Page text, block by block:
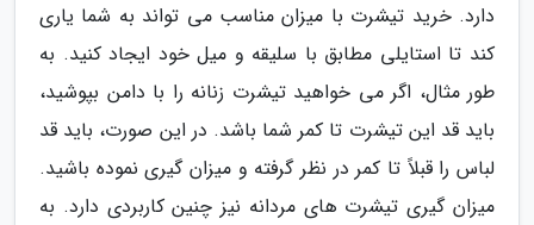
دارد. خرید تیشرت با میزان مناسب می تواند به شما یاری
کند تا استایلی مطابق با سلیقه و میل خود ایجاد کنید. به
طور مثال، اگر می خواهید تیشرت زنانه را با دامن بپوشید،
باید قد این تیشرت تا کمر شما باشد. در این صورت، باید قد
لباس را قبلاً تا کمر در نظر گرفته و میزان گیری نموده باشید.
میزان گیری تیشرت های مردانه نیز چنین کاربردی دارد. به